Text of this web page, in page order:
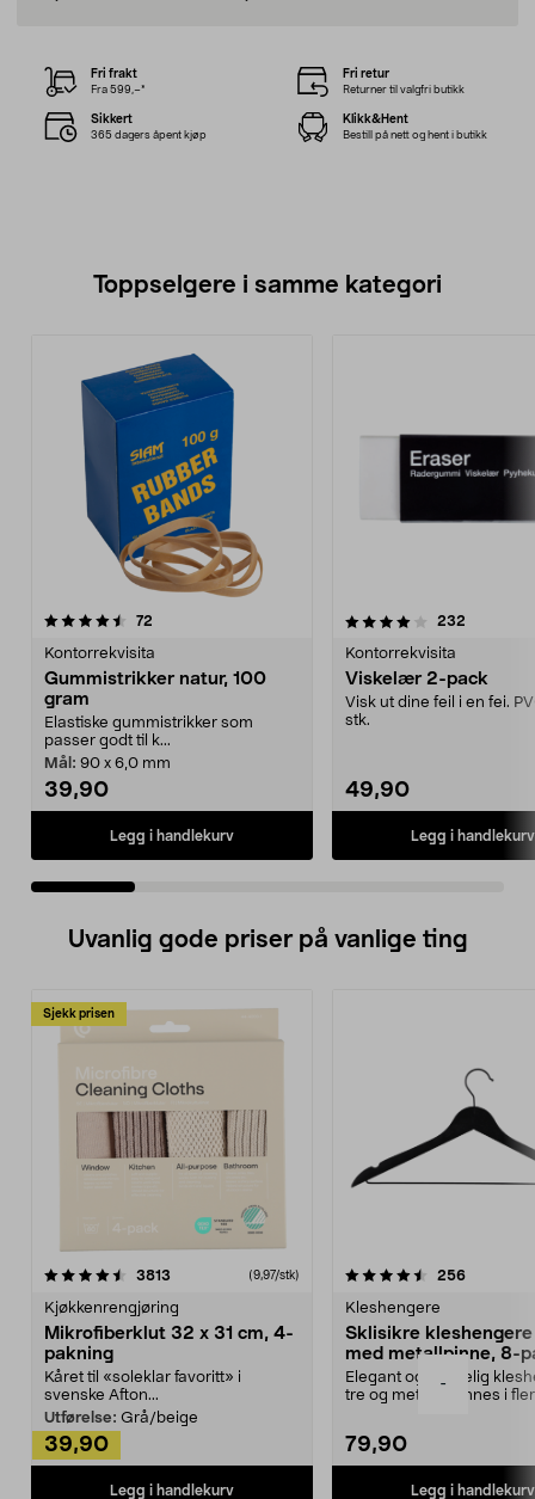
-
Fri frakt
Fra 599,–*
Fri retur
Returner til valgfri butikk
Sikkert
365 dagers åpent kjøp
Klikk&Hent
Bestill på nett og hent i butikk
Toppselgere i samme kategori
72
Kontorrekvisita
Gummistrikker natur, 100
gram
Elastiske gummistrikker som
passer godt til k...
Mål: 90 x 6,0 mm
39,90
Legg i handlekurv
4.0 av 5 stjerner 232
Kontorrekvisita
Viskelær 2-pack
Visk ut dine feil i en fei.
stk.
49,90
Legg i handlekurv
4.0 av 5 stjerner
Uvanlig gode priser på vanlige ting
Sjekk prisen
3813 anmeldelser(9,97/stk)
Kjøkkenrengjøring
Mikrofiberklut 32 x 31 cm, 4-
pakning
Kåret til «soleklar favoritt» i
svenske Afton...
Utførelse: Grå/beige
39,90
Legg i handlekurv
4.5av 5 stjerner 256
Kleshengere
Sklisikre
med metallpinne, 8-
Elegant og skikkelig
tre og metall – finnes i
79,90
Legg i handlekurv
4.5av 5 stjerner